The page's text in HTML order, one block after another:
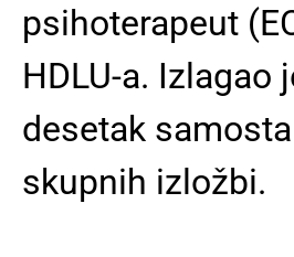
psihoterapeut
HDLU-a. Izlagao
desetak
skupnih izložbi.